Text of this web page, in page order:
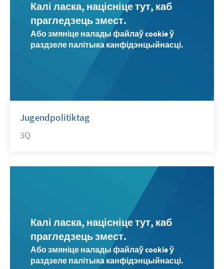
Калі ласка, націсніце тут, каб
прагледзець змест.
Або змяніце налады файлаў cookie ў
раздзеле палітыка канфідэнцыйнасці.
Jugendpolitiktag
3Q
Калі ласка, націсніце тут, каб
прагледзець змест.
Або змяніце налады файлаў cookie ў
раздзеле палітыка канфідэнцыйнасці.